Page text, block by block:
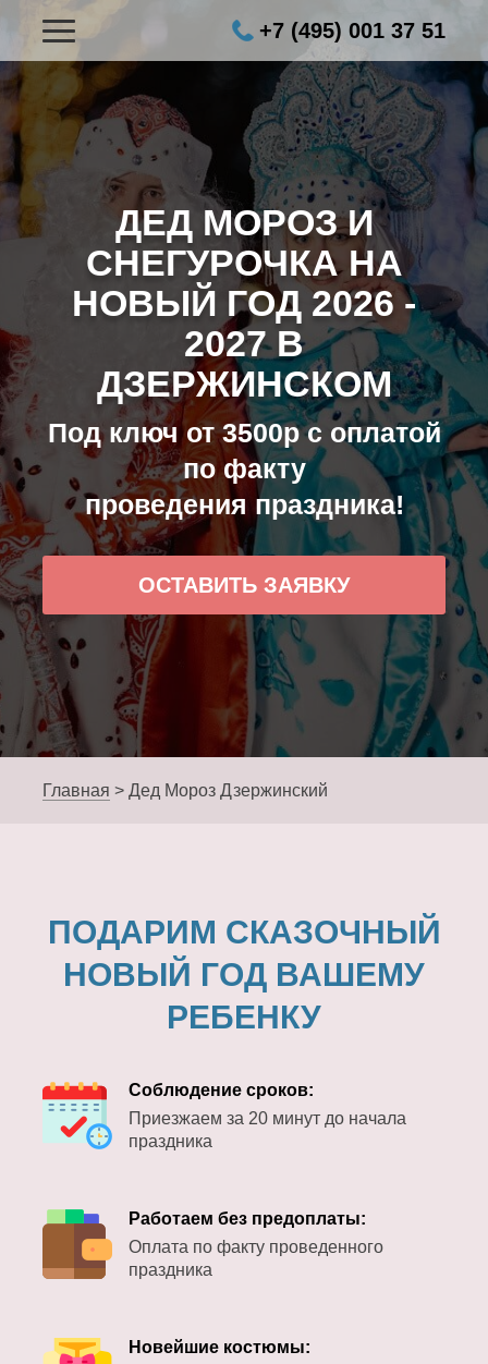
+7 (495) 001 37 51
ДЕД МОРОЗ И
СНЕГУРОЧКА НА
НОВЫЙ ГОД 2026 -
2027 В
ДЗЕРЖИНСКОМ
Под ключ от 3500р с оплатой
по факту
проведения праздника!
ОСТАВИТЬ ЗАЯВКУ
Главная > Дед Мороз Дзержинский
ПОДАРИМ СКАЗОЧНЫЙ
НОВЫЙ ГОД ВАШЕМУ
РЕБЕНКУ
Соблюдение сроков:
Приезжаем за 20 минут до начала
праздника
Работаем без предоплаты:
Оплата по факту проведенного
праздника
Новейшие костюмы: